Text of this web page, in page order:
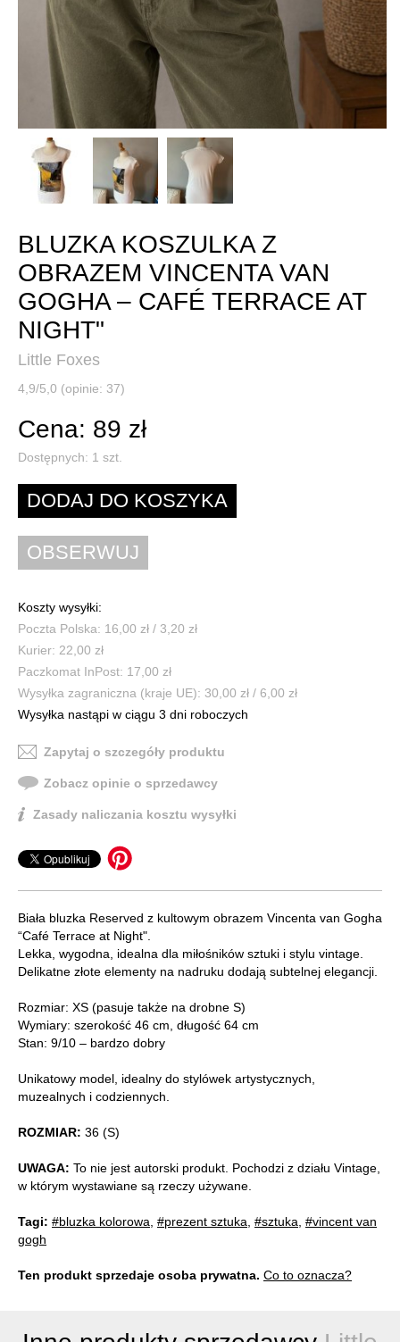
BLUZKA KOSZULKA Z
OBRAZEM VINCENTA VAN
GOGHA – CAFÉ TERRACE AT
NIGHT"
Little Foxes
4,9/5,0 (opinie: 37)
Cena: 89 zł
Dostępnych: 1 szt.
Koszty wysyłki:
Poczta Polska: 16,00 zł / 3,20 zł
Kurier: 22,00 zł
Paczkomat InPost: 17,00 zł
Wysyłka zagraniczna (kraje UE): 30,00 zł / 6,00 zł
Wysyłka nastąpi w ciągu 3 dni roboczych
Zapytaj o szczegóły produktu
Zobacz opinie o sprzedawcy
Zasady naliczania kosztu wysyłki
Biała bluzka Reserved z kultowym obrazem Vincenta van Gogha
“Café Terrace at Night".
Lekka, wygodna, idealna dla miłośników sztuki i stylu vintage.
Delikatne złote elementy na nadruku dodają subtelnej elegancji.
Rozmiar: XS (pasuje także na drobne S)
Wymiary: szerokość 46 cm, długość 64 cm
Stan: 9/10 – bardzo dobry
Unikatowy model, idealny do stylówek artystycznych,
muzealnych i codziennych.
ROZMIAR: 36 (S)
UWAGA: To nie jest autorski produkt. Pochodzi z działu Vintage,
w którym wystawiane są rzeczy używane.
Tagi: #bluzka kolorowa #prezent sztuka #sztuka #vincent van
gogh
Ten produkt sprzedaje osoba prywatna. Co to oznacza?